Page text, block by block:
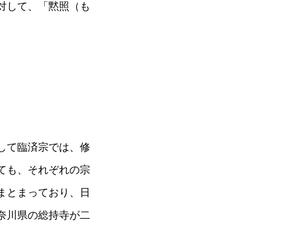
して、「黙照（も
て臨済宗では、修
も、それぞれの宗
とまっており、日
川県の総持寺が二